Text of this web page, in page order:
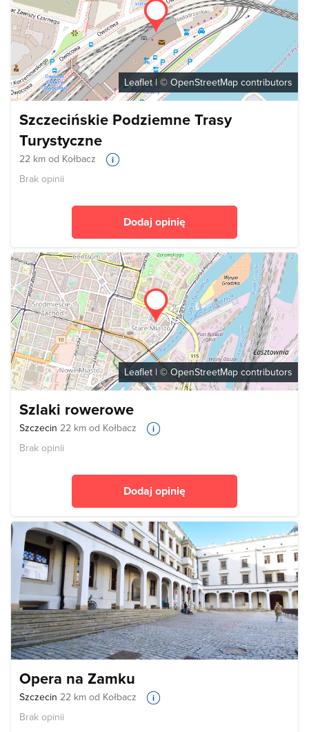
Leaflet | © OpenStreetMap contributors
Szczecińskie Podziemne Trasy
Turystyczne
22 km od Kołbacz
Brak opinii
Dodaj opinię
Leaflet | ©OpenStreetMap contributors
Szlaki rowerowe
Szczecin 22 km od Kołbacz
Brak opinii
Dodaj opinię
Opera na Zamku
Szczecin 22 km od Kołbacz
Brak opinii